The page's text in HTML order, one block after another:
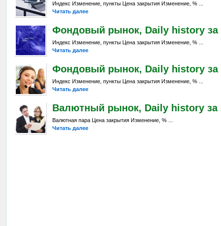
Индекс Изменение, пункты Цена закрытия Изменение, % ...
Читать далее
Фондовый рынок, Daily history за
Индекс Изменение, пункты Цена закрытия Изменение, % ...
Читать далее
Фондовый рынок, Daily history за
Индекс Изменение, пункты Цена закрытия Изменение, % ...
Читать далее
Валютный рынок, Daily history за
Валютная пара Цена закрытия Изменение, % ...
Читать далее